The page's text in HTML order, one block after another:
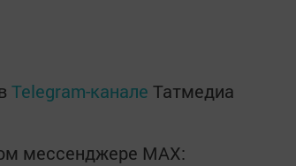
Telegram-канале Татмедиа
мессенджере MАХ: